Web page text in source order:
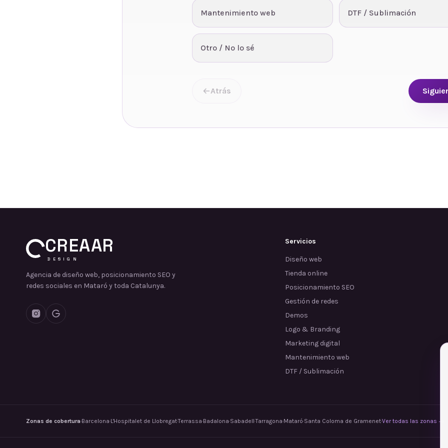
Mantenimiento web DTF / Sublimación
Otro / No lo sé
Atrás
CREAAR
DESIGN
Agencia de diseño web, posicionamiento SEO y
redes sociales en Mataró y toda Catalunya.
Servicios
Diseño web
Tienda online
Posicionamiento SEO
Gestión de redes
Demos
Logo & Branding
Marketing digital
Mantenimiento web
DTF / Sublimación
Zonas de cobertura·Barcelona·L'Hospitalet de Llobregat·Terrassa·Badalona·Sabadell·Tarragona·Mataró·Santa Coloma de Gramenet·Ver todas las zonas →